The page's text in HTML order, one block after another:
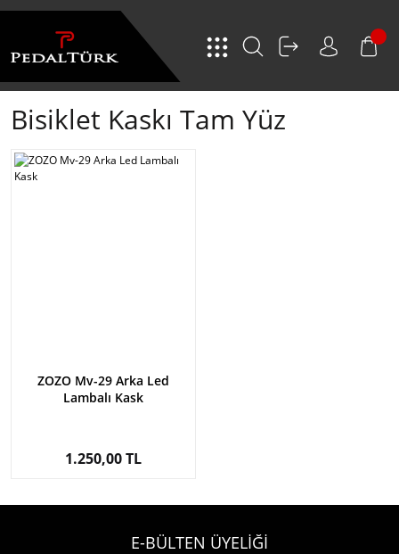
Bisiklet Kaskı Tam Yüz
ZOZO Mv-29 Arka Led
Lambalı Kask
1.250,00 TL
E-BÜLTEN ÜYELİĞİ